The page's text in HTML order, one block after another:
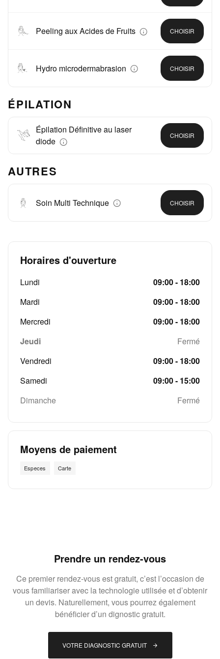
Peeling aux Acides de Fruits CHOISIR
Hydro microdermabrasion CHOISIR
ÉPILATION
Épilation Définitive au laser
diode
CHOISIR
AUTRES
Soin Multi Technique CHOISIR
Horaires d'ouverture
Lundi
09:00 - 18:00
Mardi
09:00 - 18:00
Mercredi
09:00 - 18:00
Jeudi
Fermé
Vendredi
09:00 - 18:00
Samedi
09:00 - 15:00
Dimanche
Fermé
Moyens de paiement
Especes Carte
Prendre un rendez-vous
Ce premier rendez-vous est gratuit, c’est l’occasion de
vous familiariser avec la technologie utilisée et d’obtenir
un devis. Naturellement, vous pourrez également
bénéficier d’un dignostic gratuit.
VOTRE DIAGNOSTIC GRATUIT